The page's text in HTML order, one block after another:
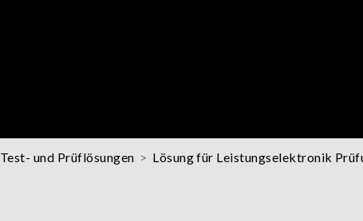
Test- und Prüflösungen Lösung für Leistungselektronik